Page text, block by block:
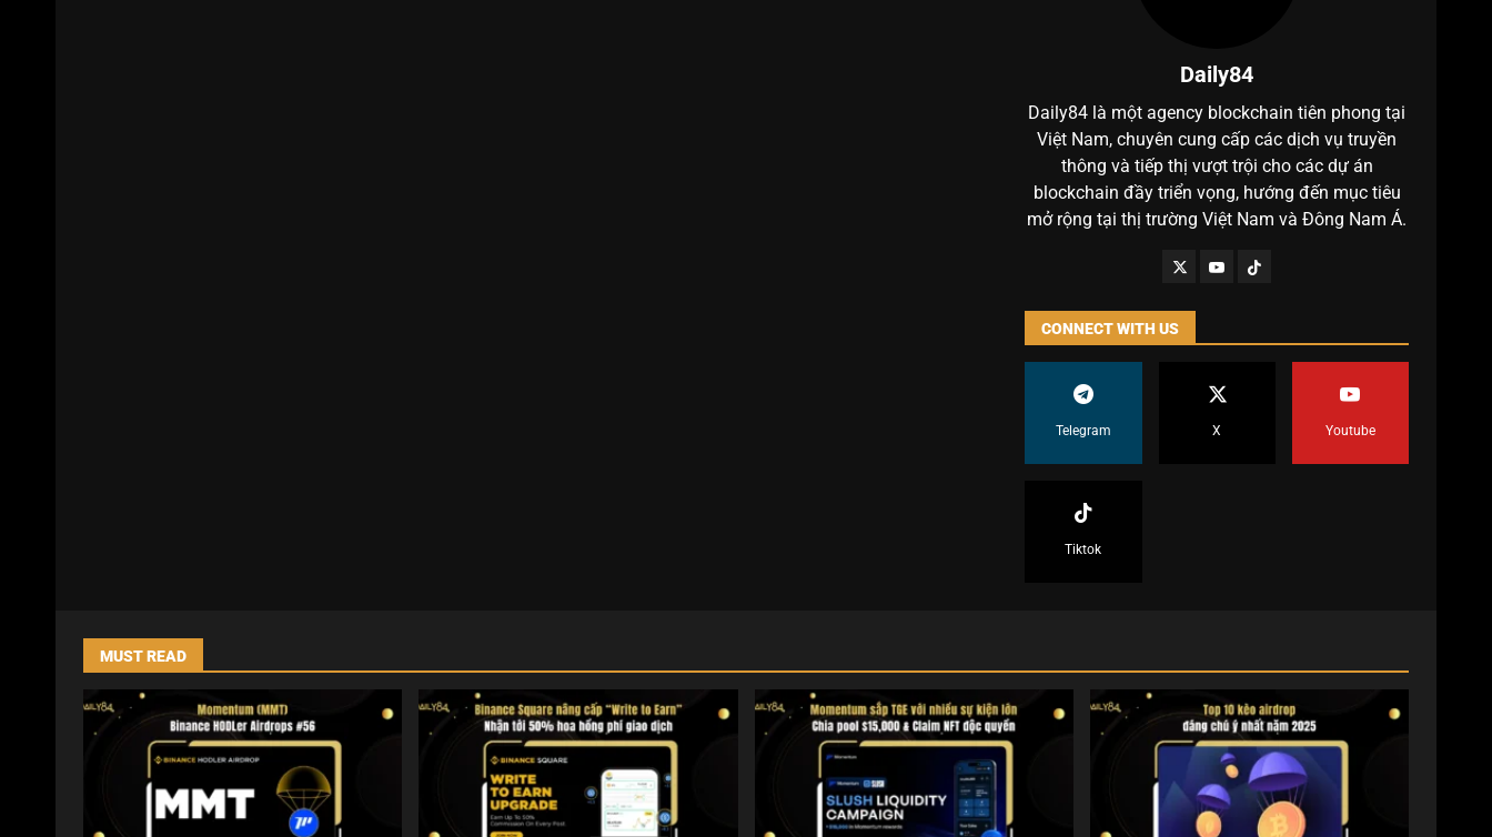
Daily84
Daily84 là một agency blockchain tiên phong tại
Việt Nam, chuyên cung cấp các dịch vụ truyền
thông và tiếp thị vượt trội cho các dự án
blockchain đầy triển vọng, hướng đến mục tiêu
mở rộng tại thị trường Việt Nam và Đông Nam Á.
CONNECT WITH US
Telegram X Youtube
Tiktok
MUST READ